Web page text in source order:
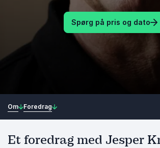
Spørg på pris og dato
Om Foredrag
Et foredrag med Jesper